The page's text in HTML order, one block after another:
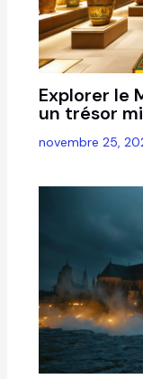
Explorer le
un trésor
novembre 25,